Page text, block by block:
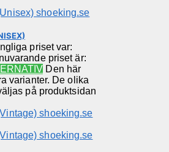
priset var:
priset är:
Den här
varianter. De olika
på produktsidan